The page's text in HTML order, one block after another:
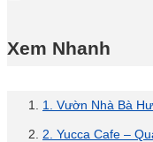
Xem Nhanh
1. Vườn Nhà Bà
2. Yucca Cafe –